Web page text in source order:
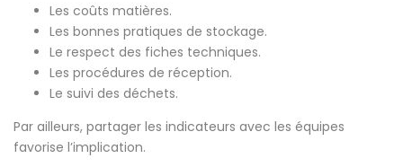
Les coûts matières.
Les bonnes pratiques de stockage.
Le respect des fiches techniques.
Les procédures de réception.
Le suivi des déchets.
Par ailleurs, partager les indicateurs avec les équipes
favorise l’implication.